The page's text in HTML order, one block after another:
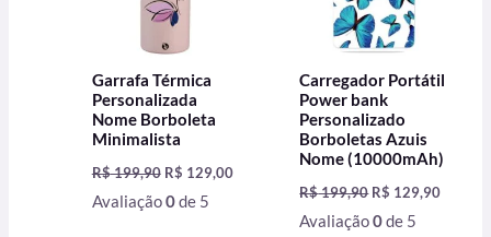
Garrafa Térmica
Personalizada
Nome Borboleta
Minimalista
R$199,90 R$ 129,00
Avaliação0de 5
Carregador Portátil
Power bank
Personalizado
Borboletas Azuis
Nome (10000mAh)
R$199,90 R$ 129,90
Avaliação0de 5